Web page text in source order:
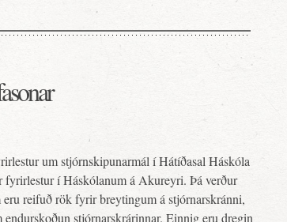
um stjórnskipunarmál í Hátíðasal Háskóla
fyrirlestur í Háskólanum á Akureyri. Þá verður
reifuð rök fyrir breytingum á stjórnarskránni,
stjórnarskrárinnar. Einnig eru dregin